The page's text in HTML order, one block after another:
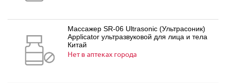
Массажер SR-06 Ultrasonic (Ультрасоник)
Applicator ультразвуковой для лица и тела
Китай
Нет в аптеках города